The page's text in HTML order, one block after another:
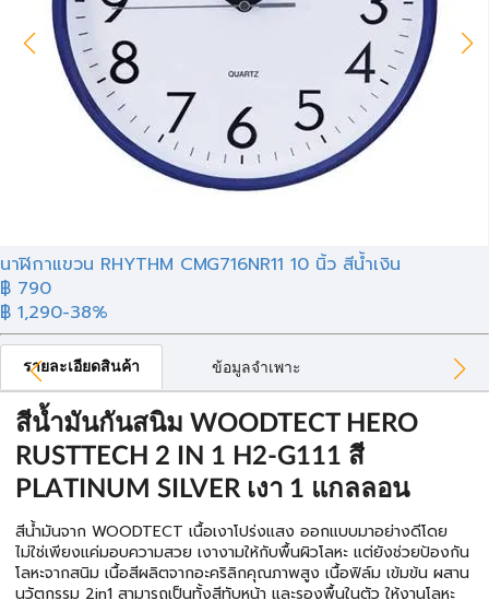
นาฬิกาแขวน RHYTHM CMG716NR11 10 นิ้ว สีน้ำเงิน
฿ 790
฿ 1,290-38%
รายละเอียดสินค้า ข้อมูลจำเพาะ
สีน้ำมันกันสนิม WOODTECT HERO
RUSTTECH 2 IN 1 H2-G111 สี
PLATINUM SILVER เงา 1 แกลลอน
สีน้ำมันจาก WOODTECT เนื้อเงาโปร่งแสง ออกแบบมาอย่างดีโดย
ไม่ใช่เพียงแค่มอบความสวย เงางามให้กับพื้นผิวโลหะ แต่ยังช่วยป้องกัน
โลหะจากสนิม เนื้อสีผลิตจากอะคริลิกคุณภาพสูง เนื้อฟิล์ม เข้มข้น ผสาน
นวัตกรรม 2in1 สามารถเป็นทั้งสีทับหน้า และรองพื้นในตัว ให้งานโลหะ